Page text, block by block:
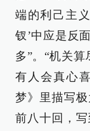
端的利己主
钗’中应是反
多”。“机关
有人会真心
梦》里描写极
前八十回，